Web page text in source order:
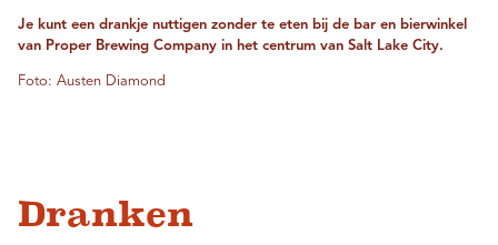
Je kunt een drankje nuttigen zonder te eten bij de bar en bierwinkel
van Proper Brewing Company in het centrum van Salt Lake City.
Foto: Austen Diamond
Dranken